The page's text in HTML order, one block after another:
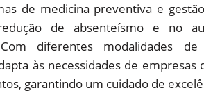
de medicina preventiva e
de absenteísmo e no
diferentes modalidades
às necessidades de empresas
garantindo um cuidado de